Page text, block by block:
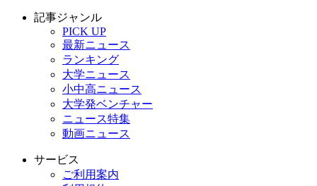
記事ジャンル
PICK UP
最新ニュース
ランキング
大学ニュース
小中高ニュース
大学発ベンチャー
ニュース特集
動画ニュース
サービス
ご利用案内